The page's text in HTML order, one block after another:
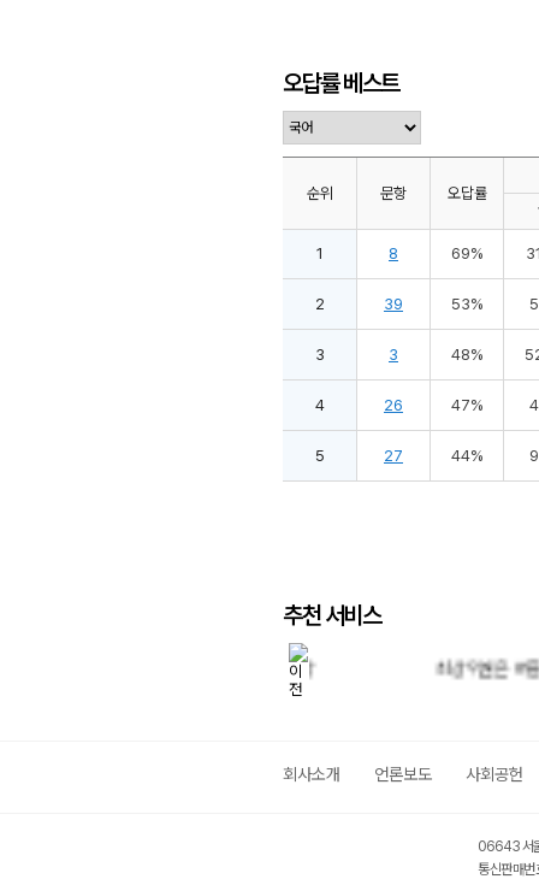
오답률 베스트
순위 문항
오답률
1 8 69%
2 39 53%
3 3 48%
4 26 47%
5 27 44%
추천 서비스
최상위권은 여름방학에 결정
회사소개 언론보도 사회공헌
06643 서
통신판매